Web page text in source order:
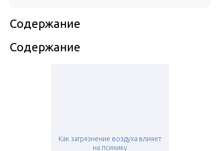
Содержание
Содержание
Как загрязнение воздуха влияет
на психику